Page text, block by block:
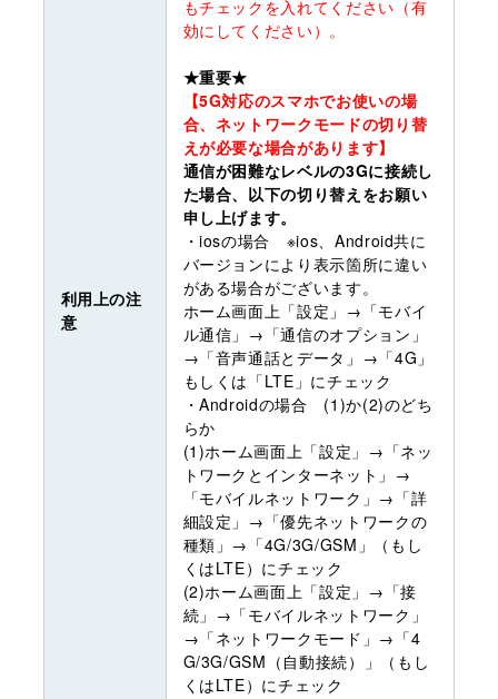
利用上の注
意
もチェックを入れてください（有
効にしてください）。
★重要★
【5G対応のスマホでお使いの場
合、ネットワークモードの切り替
えが必要な場合があります】
通信が困難なレベルの3Gに接続し
た場合、以下の切り替えをお願い
申し上げます。
・iosの場合 ※ios、Android共に
バージョンにより表示箇所に違い
がある場合がございます。
ホーム画面上「設定」→「モバイ
ル通信」→「通信のオプション」
→「音声通話とデータ」→「4G」
もしくは「LTE」にチェック
・Androidの場合 (1)か(2)のどち
らか
(1)ホーム画面上「設定」→「ネッ
トワークとインターネット」→
「モバイルネットワーク」→「詳
細設定」→「優先ネットワークの
種類」→「4G/3G/GSM」（もし
くはLTE）にチェック
(2)ホーム画面上「設定」→「接
続」→「モバイルネットワーク」
→「ネットワークモード」→「4
G/3G/GSM（自動接続）」（もし
くはLTE）にチェック